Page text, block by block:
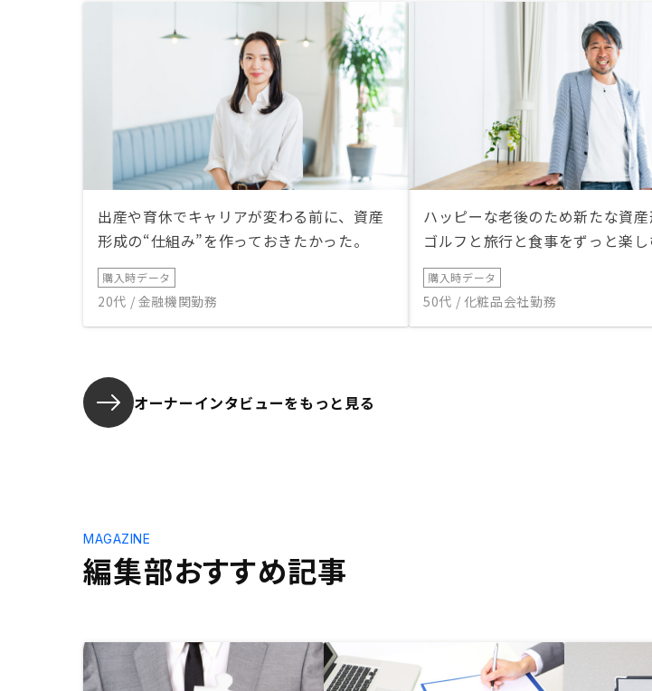
出産や育休でキャリアが変わる前に、資産
形成の“仕組み”を作っておきたかった。
購入時データ
20代 / 金融機関勤務
ハッピーな老後のため新たな資産
ゴルフと旅行と食事をずっと楽し
購入時データ
50代 / 化粧品会社勤務
オーナーインタビューをもっと見る
編集部おすすめ記事
MAGAZINE